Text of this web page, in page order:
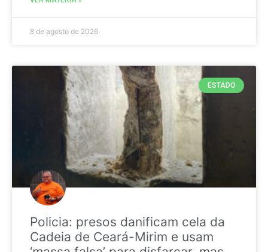
8 de agosto de 2026
ESTADO
Policia: presos danificam cela da
Cadeia de Ceará-Mirim e usam